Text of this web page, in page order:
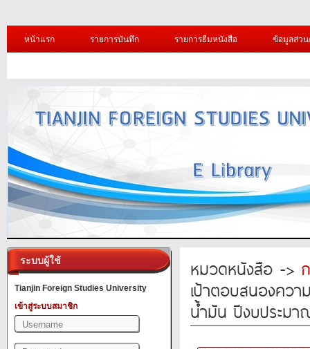
หน้าแรก รายการบันทึก รายการยืมหนังสือ ข้อมูลส่ว
ระบบผู้ใช้
Tianjin Foreign Studies University
เข้าสู่ระบบสมาชิก
หมวดหนังสือ ->
เป้าตอบสนองควา
น้ำมัน ปีงบประมา